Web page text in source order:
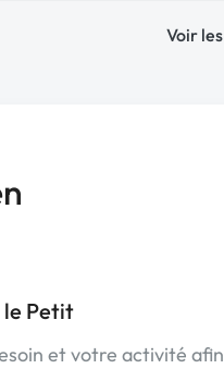
Voir
le Petit
et votre activité